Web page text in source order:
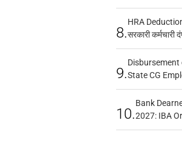
8.
HRA
सरकारी कर्मचारी
9.State CG
10.
Bank
2027: IBA